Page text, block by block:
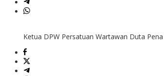
Ketua DPW Persatuan Wartawan Duta